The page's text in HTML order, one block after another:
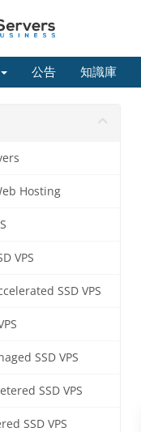
公告 知識庫
Hosting
VPS
SSD VPS
SSD VPS
SSD VPS
SSD VPS